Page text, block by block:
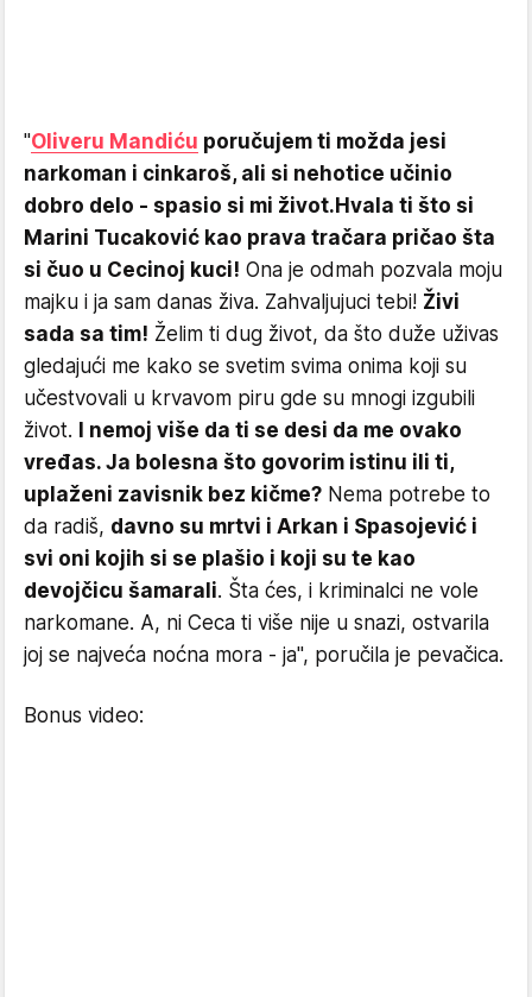
"Oliveru Mandiću poručujem ti možda jesi
narkoman i cinkaroš, ali si nehotice učinio
dobro delo - spasio si mi život. Hvala ti što si
Marini Tucaković kao prava tračara pričao šta
si čuo u Cecinoj kuci! Ona je odmah pozvala moju
majku i ja sam danas živa. Zahvaljujuci tebi! Živi
sada sa tim! Želim ti dug život, da što duže uživas
gledajući me kako se svetim svima onima koji su
učestvovali u krvavom piru gde su mnogi izgubili
život.
I nemoj više da ti se desi da me ovako
vređas. Ja bolesna što govorim istinu ili ti,
uplaženi zavisnik bez kičme? Nema potrebe to
da radiš, davno su mrtvi i Arkan i Spasojević i
svi oni kojih si se plašio i koji su te kao
devojčicu šamarali. Šta ćes, i kriminalci ne vole
narkomane. A, ni Ceca ti više nije u snazi, ostvarila
joj se najveća noćna mora - ja", poručila je pevačica.
Bonus video: